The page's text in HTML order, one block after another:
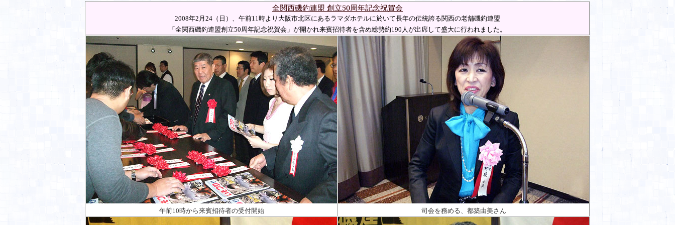
全関西磯釣連盟 創立50周年記念祝賀会
2008年2 月 24 （日）、午前11時より大阪市北区にあるラマダホテルに於いて長年の伝統誇る関西の老舗磯釣連盟
「全関西磯釣連盟創立50周年記念祝賀会」が開かれ来賓招待者を含め総勢約190 人が出席して盛大に行われました。
午前10時から来賓招待者の受付開始 司会を務める、都築由美さん